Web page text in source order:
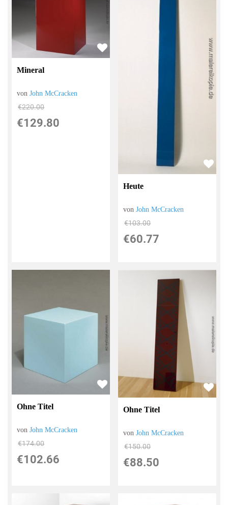
Mineral
vonJohn McCracken
€220.00
€129.80
Heute
vonJohn McCracken
€103.00
€60.77
Ohne Titel
vonJohn McCracken
€174.00
€102.66
Ohne Titel
vonJohn McCracken
€150.00
€88.50